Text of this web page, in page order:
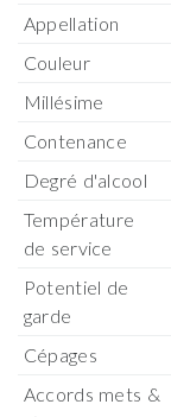
Appellation
Couleur
Millésime
Contenance
Degré d'alcool
Température
de service
Potentiel de
garde
Cépages
Accords mets &